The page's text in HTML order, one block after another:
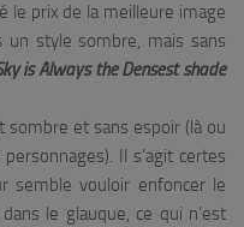
le prix de la meilleure image
style sombre, mais sans
is Always the Densest shade
et sans espoir (là ou
Il s’agit certes
semble vouloir enfoncer le
le glauque, ce qui n’est